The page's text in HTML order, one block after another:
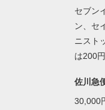
セブン
ン、セ
ニスト
は200
佐川急
30,000